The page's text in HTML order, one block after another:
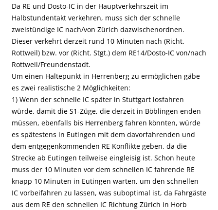
Da RE und Dosto-IC in der Hauptverkehrszeit im
Halbstundentakt verkehren, muss sich der schnelle
zweistündige IC nach/von Zürich dazwischenordnen.
Dieser verkehrt derzeit rund 10 Minuten nach (Richt.
Rottweil) bzw. vor (Richt. Stgt.) dem RE14/Dosto-IC von/nach
Rottweil/Freundenstadt.
Um einen Haltepunkt in Herrenberg zu ermöglichen gäbe
es zwei realistische 2 Möglichkeiten:
1) Wenn der schnelle IC später in Stuttgart losfahren
würde, damit die S1-Züge, die derzeit in Böblingen enden
müssen, ebenfalls bis Herrenberg fahren könnten, würde
es spätestens in Eutingen mit dem davorfahrenden und
dem entgegenkommenden RE Konflikte geben, da die
Strecke ab Eutingen teilweise eingleisig ist. Schon heute
muss der 10 Minuten vor dem schnellen IC fahrende RE
knapp 10 Minuten in Eutingen warten, um den schnellen
IC vorbeifahren zu lassen, was suboptimal ist, da Fahrgäste
aus dem RE den schnellen IC Richtung Zürich in Horb